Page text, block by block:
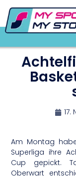
Am Montag
Superliga ihre
Cup gepickt.
Oberwart